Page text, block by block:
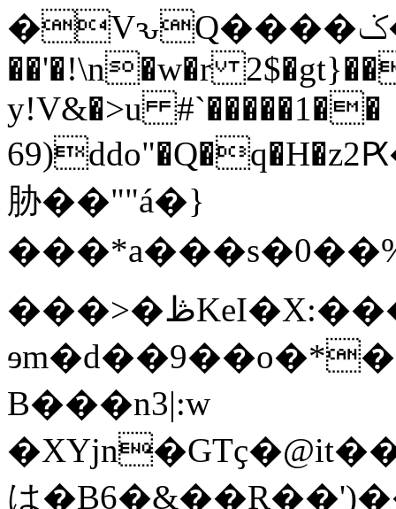
�VԅQ����ݢ�J�e$ �H���L
��'�!\n�w�r
y!V&�>u #`�����1��
胁��""á�}
���>�ڟKeI�X:���P���Bn.�R��D�!�
B���n3|:w
は